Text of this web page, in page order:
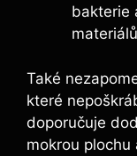
bakterie
Také
které
doporučuje
mokrou